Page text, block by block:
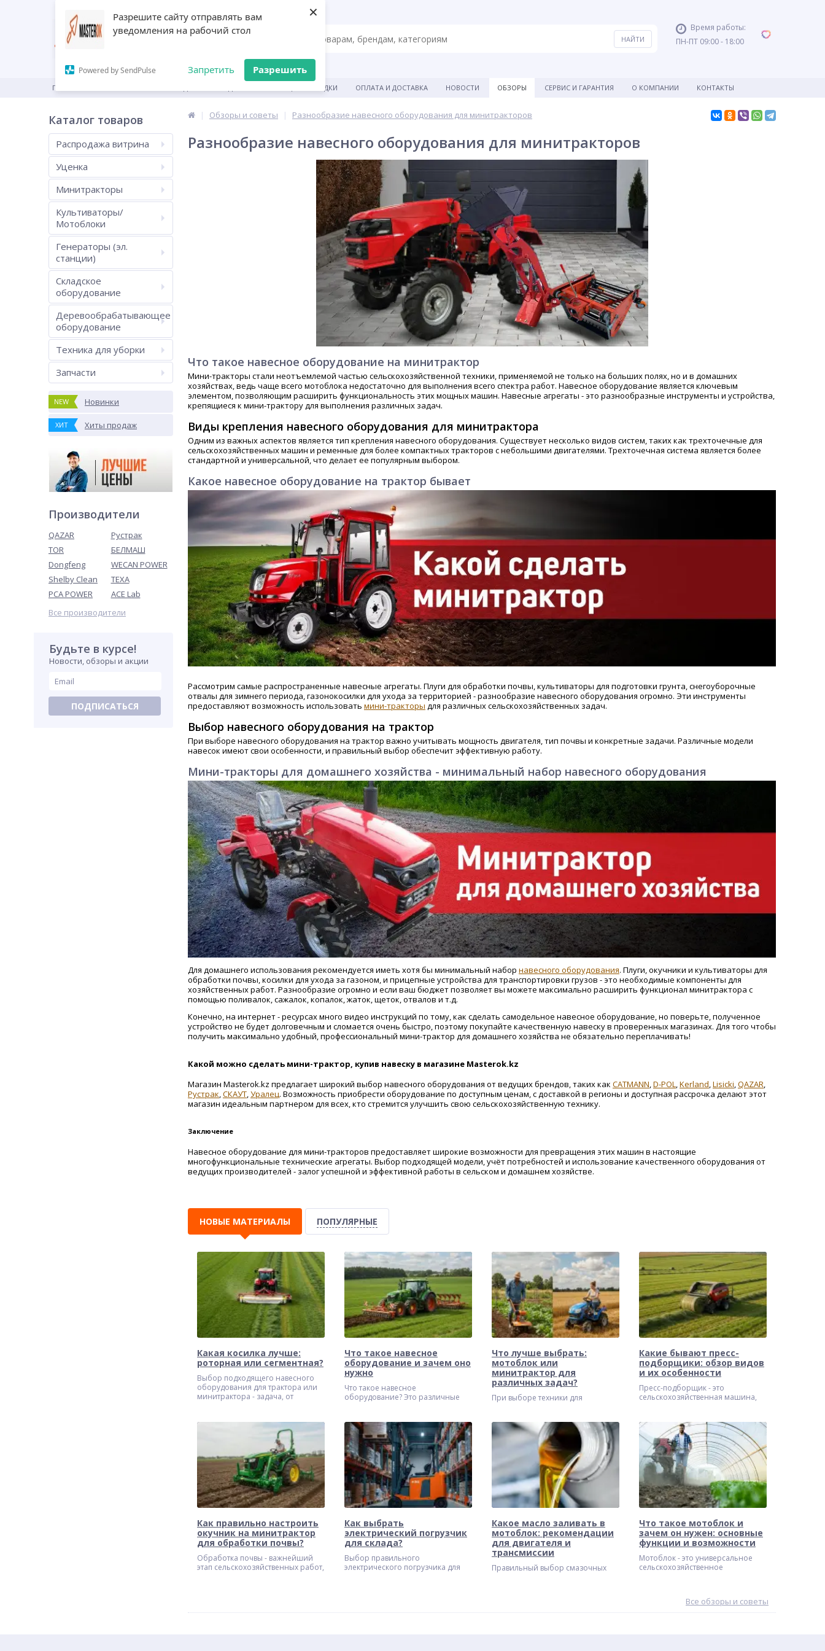
Разрешите сайту отправлять вам
уведомления на рабочий стол
Powered by SendPulse Запретить Разрешить
×
Время работы:
ПН-ПТ 09:00 - 18:00
ГЛАВНАЯ АКЦИИ И СКИДКИ ОПЛАТА И ДОСТАВКА НОВОСТИ ОБЗОРЫ СЕРВИС И ГАРАНТИЯ О КОМПАНИИ КОНТАКТЫ
Каталог товаров
Распродажа витрина
Уценка
Минитракторы
Культиваторы/
Мотоблоки
Генераторы (эл.
станции)
Складское
оборудование
Деревообрабатывающее
оборудование
Техника для уборки
Запчасти
NEW Новинки
ХИТ Хиты продаж
Производители
QAZAR
Рустрак
TOR
БЕЛМАШ
Dongfeng
WECAN POWER
Shelby Clean
TEXA
PCA POWER
ACE Lab
Все производители
Будьте в курсе!
Новости, обзоры и акции
ПОДПИСАТЬСЯ
Обзоры и советы Разнообразие навесного оборудования для минитракторов
Разнообразие навесного оборудования для минитракторов
Что такое навесное оборудование на минитрактор
Мини-тракторы стали неотъемлемой частью сельскохозяйственной техники, применяемой не только на больших полях, но и в домашних
хозяйствах, ведь чаще всего мотоблока недостаточно для выполнения всего спектра работ. Навесное оборудование является ключевым
элементом, позволяющим расширить функциональность этих мощных машин. Навесные агрегаты - это разнообразные инструменты и устройства,
крепящиеся к мини-трактору для выполнения различных задач.
Виды крепления навесного оборудования для минитрактора
Одним из важных аспектов является тип крепления навесного оборудования. Существует несколько видов систем, таких как трехточечные для
сельскохозяйственных машин и ременные для более компактных тракторов с небольшими двигателями. Трехточечная система является более
стандартной и универсальной, что делает ее популярным выбором.
Какое навесное оборудование на трактор бывает
Рассмотрим самые распространенные навесные агрегаты. Плуги для обработки почвы, культиваторы для подготовки грунта, снегоуборочные
отвалы для зимнего периода, газонокосилки для ухода за территорией - разнообразие навесного оборудования огромно. Эти инструменты
предоставляют возможность использовать мини-тракторы для различных сельскохозяйственных задач.
Выбор навесного оборудования на трактор
При выборе навесного оборудования на трактор важно учитывать мощность двигателя, тип почвы и конкретные задачи. Различные модели
навесок имеют свои особенности, и правильный выбор обеспечит эффективную работу.
Мини-тракторы для домашнего хозяйства - минимальный набор навесного оборудования
Для домашнего использования рекомендуется иметь хотя бы минимальный набор навесного оборудования. Плуги, окучники и культиваторы для
обработки почвы, косилки для ухода за газоном, и прицепные устройства для транспортировки грузов - это необходимые компоненты для
хозяйственных работ. Разнообразие огромно и если ваш бюджет позволяет вы можете максимально расширить функционал минитрактора с
помощью поливалок, сажалок, копалок, жаток, щеток, отвалов и т.д.
Конечно, на интернет - ресурсах много видео инструкций по тому, как сделать самодельное навесное оборудование, но поверьте, полученное
устройство не будет долговечным и сломается очень быстро, поэтому покупайте качественную навеску в проверенных магазинах. Для того чтобы
получить максимально удобный, профессиональный мини-трактор для домашнего хозяйства не обязательно переплачивать!
Какой можно сделать мини-трактор, купив навеску в магазине Masterok.kz
Магазин Masterok.kz предлагает широкий выбор навесного оборудования от ведущих брендов, таких как CATMANN,D-POL,Kerland,Lisicki,QAZAR,
Рустрак,СКАУТ,Уралец. Возможность приобрести оборудование по доступным ценам, с доставкой в регионы и доступная рассрочка делают этот
магазин идеальным партнером для всех, кто стремится улучшить свою сельскохозяйственную технику.
Заключение
Навесное оборудование для мини-тракторов предоставляет широкие возможности для превращения этих машин в настоящие
многофункциональные технические агрегаты. Выбор подходящей модели, учёт потребностей и использование качественного оборудования от
ведущих производителей - залог успешной и эффективной работы в сельском и домашнем хозяйстве.
НОВЫЕ МАТЕРИАЛЫ ПОПУЛЯРНЫЕ
Какая косилка лучше:
роторная или сегментная?
Выбор подходящего навесного
оборудования для трактора или
минитрактора - задача, от
травы, заготовка сена, борьба с
сорняками - все это требует
качественного и надежного
оборудования.
Что такое навесное
оборудование и зачем оно
нужно
Что такое навесное
оборудование? Это различные
(тракторам, экскаваторам,
погрузчикам и т. д.) для
выполнения
специализированных задач. Оно
значительно расширяет
функциональность машин,
позволяя им выполнять широкий
спектр работ.
Что лучше выбрать:
мотоблок или
минитрактор для
различных задач?
При выборе техники для
подойдет для их нужд? Оба
агрегата предназначены для
облегчения работы на участке, но
имеют существенные различия
Какие бывают пресс-
подборщики: обзор видов
и их особенности
Пресс-подборщик - это
сельскохозяйственная машина,
сена и их последующего
прессования в тюки или рулоны
определенной формы
Как правильно настроить
окучник на минитрактор
для обработки почвы?
Обработка почвы - важнейший
этап сельскохозяйственных работ,
настройка окучника на
Как выбрать
электрический погрузчик
для склада?
Выбор правильного
электрического погрузчика для
выбрать лучший погрузчик для
Какое масло заливать в
мотоблок: рекомендации
для двигателя и
трансмиссии
Правильный выбор смазочных
заливать, напрямую зависит
Что такое мотоблок и
зачем он нужен: основные
функции и возможности
Мотоблок - это универсальное
сельскохозяйственное
работ на земельном участке.
Все обзоры и советы